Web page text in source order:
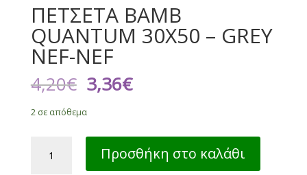
ΠΕΤΣΕΤΑ ΒΑΜΒ
QUANTUM 30X50 – GREY
NEF-NEF
4,20€ Original
price
was:
4,20€.
3,36€Η
τρέχουσα
είναι:
3,36€.
2 σε απόθεμα
ΒΑΜΒ
Προσθήκη στο καλάθι